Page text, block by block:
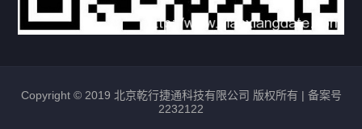
2025/12/22 527 新闻中心 信创服务器国产服务器
唯一非北美厂商！华为入选2024年Gartner®企业网络技
Copyright © 2019 北京乾行捷通科技有限公司 版权所有 | 备案号
2232122